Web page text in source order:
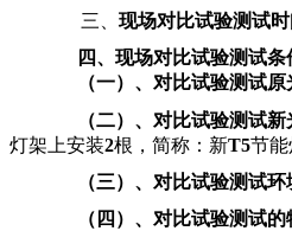
三、 现场对比试验测试
四、现场对比试验测试条
（一）、 对比试验测试原
（二）、 对比试验测试新
灯架上安装2根，简称：新T5节能
（三）、 对比试验测试环
（四）、 对比试验测试的